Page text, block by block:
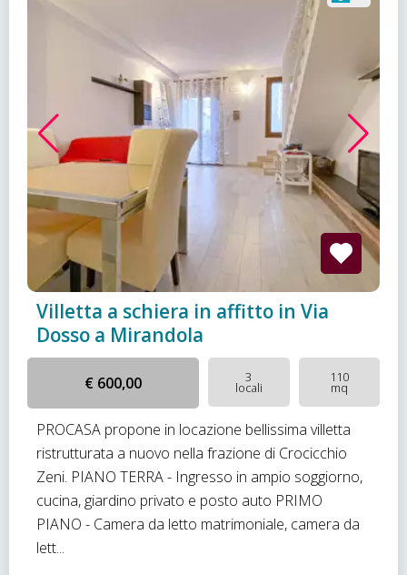
Villetta a schiera in affitto in Via
Dosso a Mirandola
€ 600,00 3
locali
110
mq
PROCASA propone in locazione bellissima villetta
ristrutturata a nuovo nella frazione di Crocicchio
Zeni. PIANO TERRA - Ingresso in ampio soggiorno,
cucina, giardino privato e posto auto PRIMO
PIANO - Camera da letto matrimoniale, camera da
lett...